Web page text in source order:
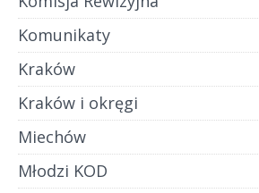
Komunikaty
Kraków
Kraków i okręgi
Miechów
Młodzi KOD